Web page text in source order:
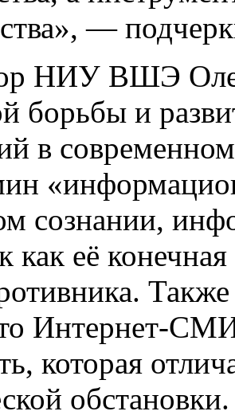
—
НИУ ВШЭ
борьбы и
в
сознании,
как её
Интернет-
которая
обстановки.